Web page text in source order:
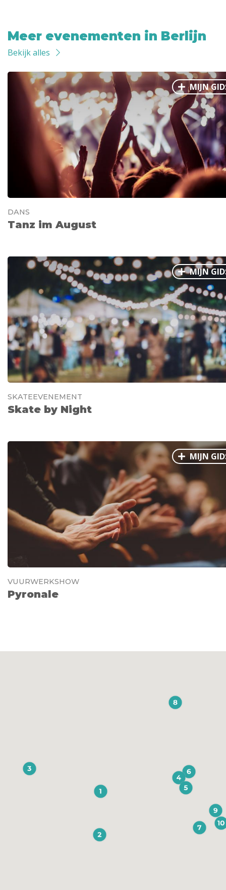
Meer evenementen in Berlijn
Bekijk alles
MIJN
DANS
Tanz im August
MIJN
SKATEEVENEMENT
Skate by Night
MIJN
VUURWERKSHOW
Pyronale